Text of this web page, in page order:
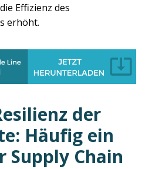
Effizienz des
erhöht.
der
Häufig ein
Supply Chain